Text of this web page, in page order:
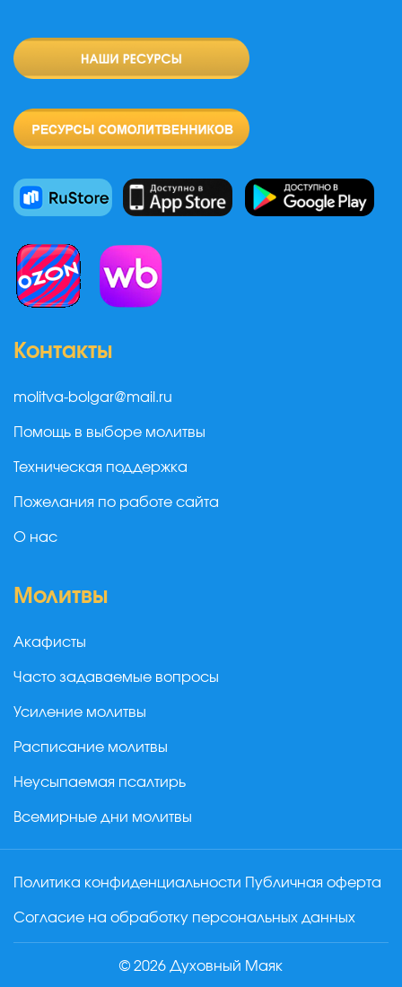
Контакты
molitva-bolgar@mail.ru
Помощь в выборе молитвы
Техническая поддержка
Пожелания по работе сайта
О нас
Молитвы
Акафисты
Часто задаваемые вопросы
Усиление молитвы
Расписание молитвы
Неусыпаемая псалтирь
Всемирные дни молитвы
Политика конфиденциальности Публичная оферта
Согласие на обработку персональных данных
© 2026 Духовный Маяк